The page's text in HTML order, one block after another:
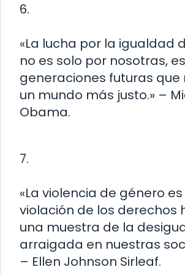
6.
«La lucha por la igualdad
no es solo por nosotras,
generaciones futuras que
un mundo más justo.» –
Obama.
7.
«La violencia de género
violación de los derechos
una muestra de la
arraigada en nuestras
– Ellen Johnson Sirleaf.